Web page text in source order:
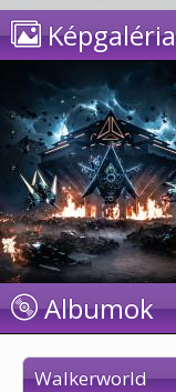
Képgaléria
Albumok
Walkerworld